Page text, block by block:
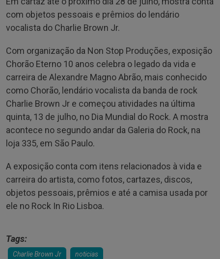
com objetos pessoais e prêmios do lendário
vocalista do Charlie Brown Jr.
Com organização da Non Stop Produções, exposição
Chorão Eterno 10 anos celebra o legado da vida e
carreira de Alexandre Magno Abrão, mais conhecido
como Chorão, lendário vocalista da banda de rock
Charlie Brown Jr e começou atividades na última
quinta, 13 de julho, no Dia Mundial do Rock. A mostra
acontece no segundo andar da Galeria do Rock, na
loja 335, em São Paulo.
A exposição conta com itens relacionados à vida e
carreira do artista, como fotos, cartazes, discos,
objetos pessoais, prêmios e até a camisa usada por
ele no Rock In Rio Lisboa.
Tags:
Charlie Brown Jr noticias